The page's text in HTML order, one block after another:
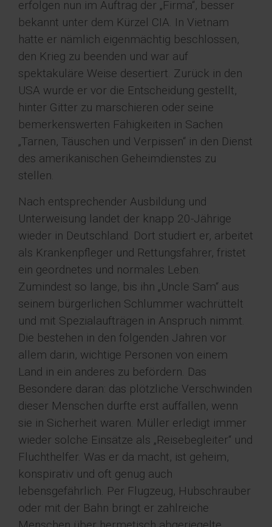
erfolgen nun im Auftrag der „Firma“, besser
bekannt unter dem Kürzel CIA. In Vietnam
hatte er nämlich eigenmächtig beschlossen,
den Krieg zu beenden und war auf
spektakuläre Weise desertiert. Zurück in den
USA wurde er vor die Entscheidung gestellt,
hinter Gitter zu marschieren oder seine
bemerkenswerten Fähigkeiten in Sachen
„Tarnen, Täuschen und Verpissen“ in den Dienst
des amerikanischen Geheimdienstes zu
stellen.
Nach entsprechender Ausbildung und
Unterweisung landet der knapp 20-Jährige
wieder in Deutschland. Dort studiert er, arbeitet
als Krankenpfleger und Rettungsfahrer, fristet
ein geordnetes und normales Leben.
Zumindest so lange, bis ihn „Uncle Sam“ aus
seinem bürgerlichen Schlummer wachrüttelt
und mit Spezialaufträgen in Anspruch nimmt.
Die bestehen in den folgenden Jahren vor
allem darin, wichtige Personen von einem
Land in ein anderes zu befördern. Das
Besondere daran: das plötzliche Verschwinden
dieser Menschen durfte erst auffallen, wenn
sie in Sicherheit waren. Müller erledigt immer
wieder solche Einsätze als „Reisebegleiter“ und
Fluchthelfer. Was er da macht, ist geheim,
konspirativ und oft genug auch
lebensgefährlich. Per Flugzeug, Hubschrauber
oder mit der Bahn bringt er zahlreiche